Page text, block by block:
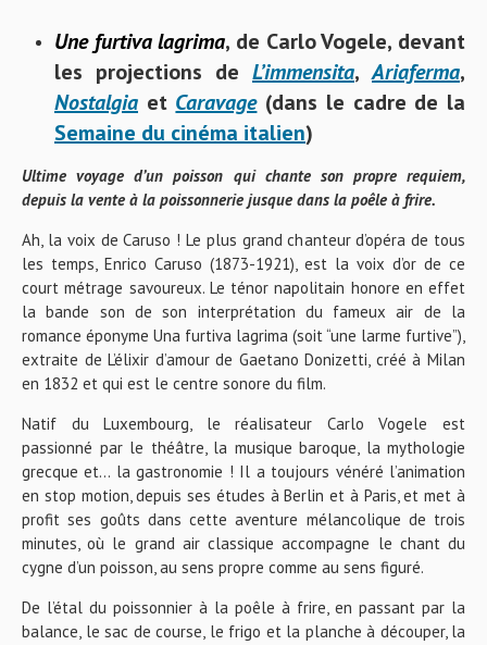
Une furtiva lagrima, de Carlo Vogele, devant
les projections de L’immensita, Ariaferma,
Nostalgia et Caravage(dans le cadre de la
Semaine du cinéma italien)
Ultime voyage d’un poisson qui chante son propre requiem,
depuis la vente à la poissonnerie jusque dans la poêle à frire.
Ah, la voix de Caruso ! Le plus grand chanteur d’opéra de tous
les temps, Enrico Caruso (1873-1921), est la voix d’or de ce
court métrage savoureux. Le ténor napolitain honore en effet
la bande son de son interprétation du fameux air de la
romance éponyme Una furtiva lagrima (soit “une larme furtive”),
extraite de L’élixir d’amour de Gaetano Donizetti, créé à Milan
en 1832 et qui est le centre sonore du film.
Natif du Luxembourg, le réalisateur Carlo Vogele est
passionné par le théâtre, la musique baroque, la mythologie
grecque et… la gastronomie ! Il a toujours vénéré l’animation
en stop motion, depuis ses études à Berlin et à Paris, et met à
profit ses goûts dans cette aventure mélancolique de trois
minutes, où le grand air classique accompagne le chant du
cygne d’un poisson, au sens propre comme au sens figuré.
De l’étal du poissonnier à la poêle à frire, en passant par la
balance, le sac de course, le frigo et la planche à découper, la